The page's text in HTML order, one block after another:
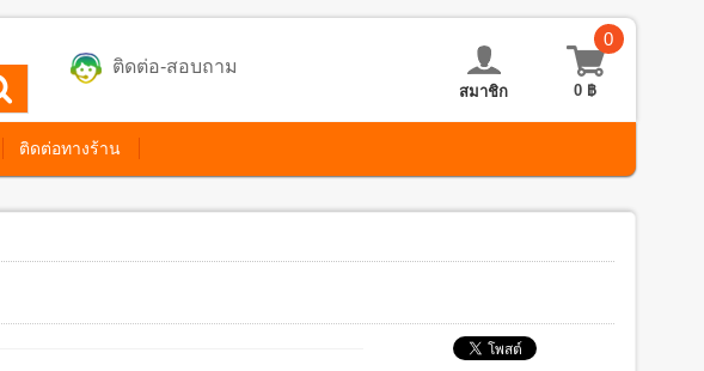
ติดต่อ-สอบถาม
0
0 ฿
สมาชิก
ติดต่อทางร้าน